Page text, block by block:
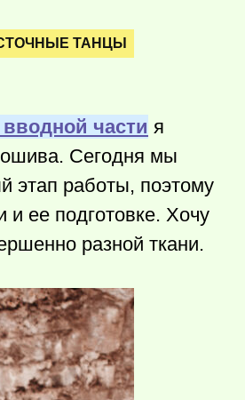
ТАНЦЫ
части я
Сегодня мы
этап работы, поэтому
и ее подготовке. Хочу
разной ткани.